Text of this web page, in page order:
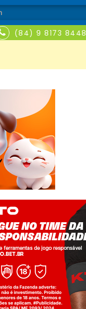
(84) 9 8173 8448